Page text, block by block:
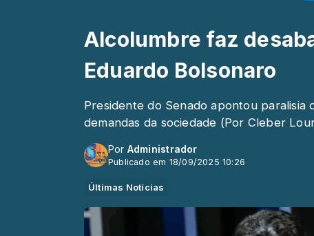
Alcolumbre faz
Eduardo Bolsonaro
Presidente do Senado apontou paralisia
demandas da sociedade (Por Cleber
Por Administrador
Publicado em 18/09/2025 10:26
Últimas Notícias